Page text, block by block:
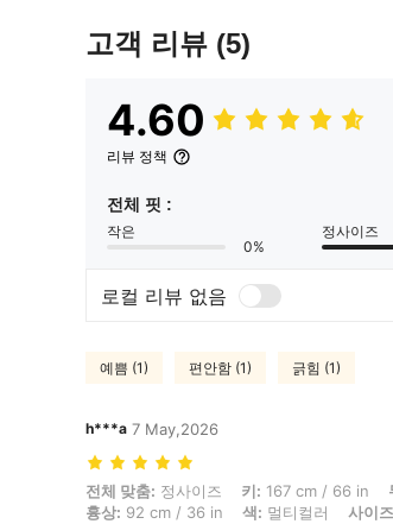
고객 리뷰 (5)
4.60
리뷰 정책
전체 핏 :
작은
0%
정사이즈
로컬 리뷰 없음
예쁨 (1) 편안함 (1) 긁힘 (1)
h***a 7 May,2026
전체 맞춤: 정사이즈, 키: 167 cm / 66 in, 무게:
전체 맞춤: 정사이즈 키: 167 cm / 66 in
흉상: 92 cm / 36 in 색: 멀티컬러 사이